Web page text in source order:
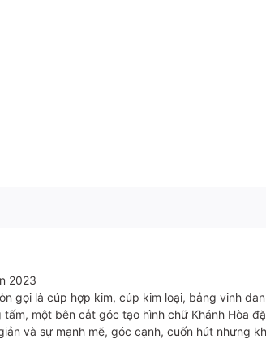
danh
2023 - Cúp vinh danh
2023
gọi là cúp hợp kim, cúp kim loại, bảng vinh
một bên cắt góc tạo hình chữ Khánh Hòa
và sự mạnh mẽ, góc cạnh, cuốn hút nhưng